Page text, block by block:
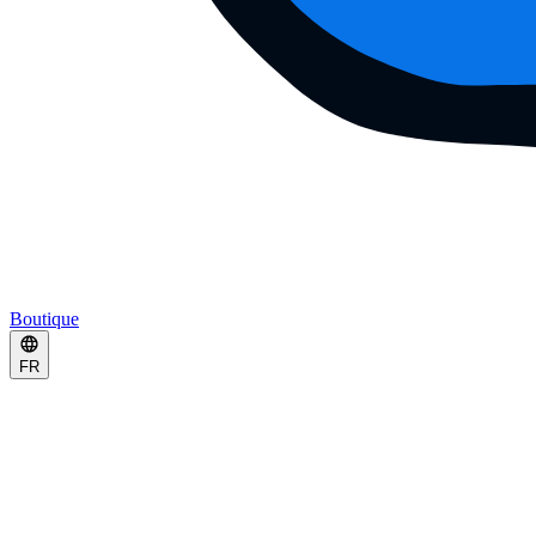
Boutique
FR